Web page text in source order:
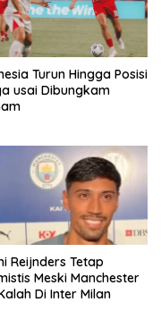
Turun Hingga Posisi
usai Dibungkam
Reijnders Tetap
Meski Manchester
Di Inter Milan